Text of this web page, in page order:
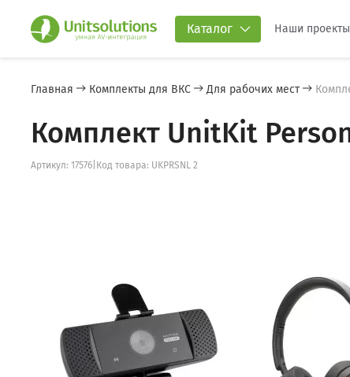
Каталог Наши проекты
Главная Комплекты для ВКС Для рабочих мест
Комплект UnitKit
Артикул: 17576 Код товара: UKPRSNL 2